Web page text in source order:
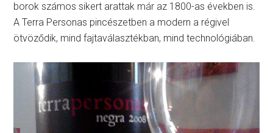
borok számos sikert arattak már az 1800-as években is.
A Terra Personas pincészetben a modern a régivel
ötvöződik, mind fajtaválasztékban, mind technológiában.